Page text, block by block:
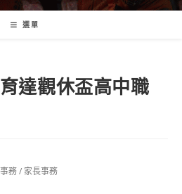
選單
達觀休盃高中職
務/ 家長事務